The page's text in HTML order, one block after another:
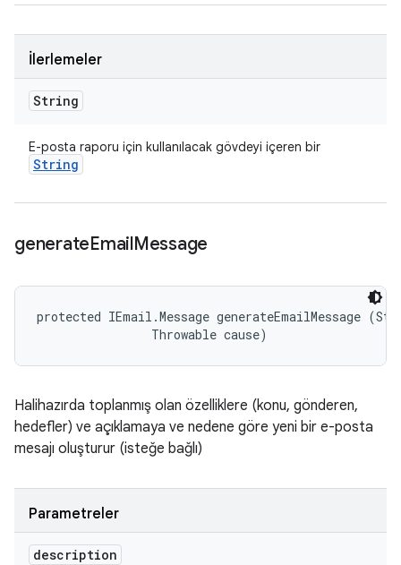
İlerlemeler
String
E-posta raporu için kullanılacak gövdeyi içeren bir
String
generateEmailMessage
protected IEmail.Message generateEmailMessage
                Throwable cause)
Halihazırda toplanmış olan özelliklere (konu, gönderen,
hedefler) ve açıklamaya ve nedene göre yeni bir e-posta
mesajı oluşturur (isteğe bağlı)
Parametreler
description